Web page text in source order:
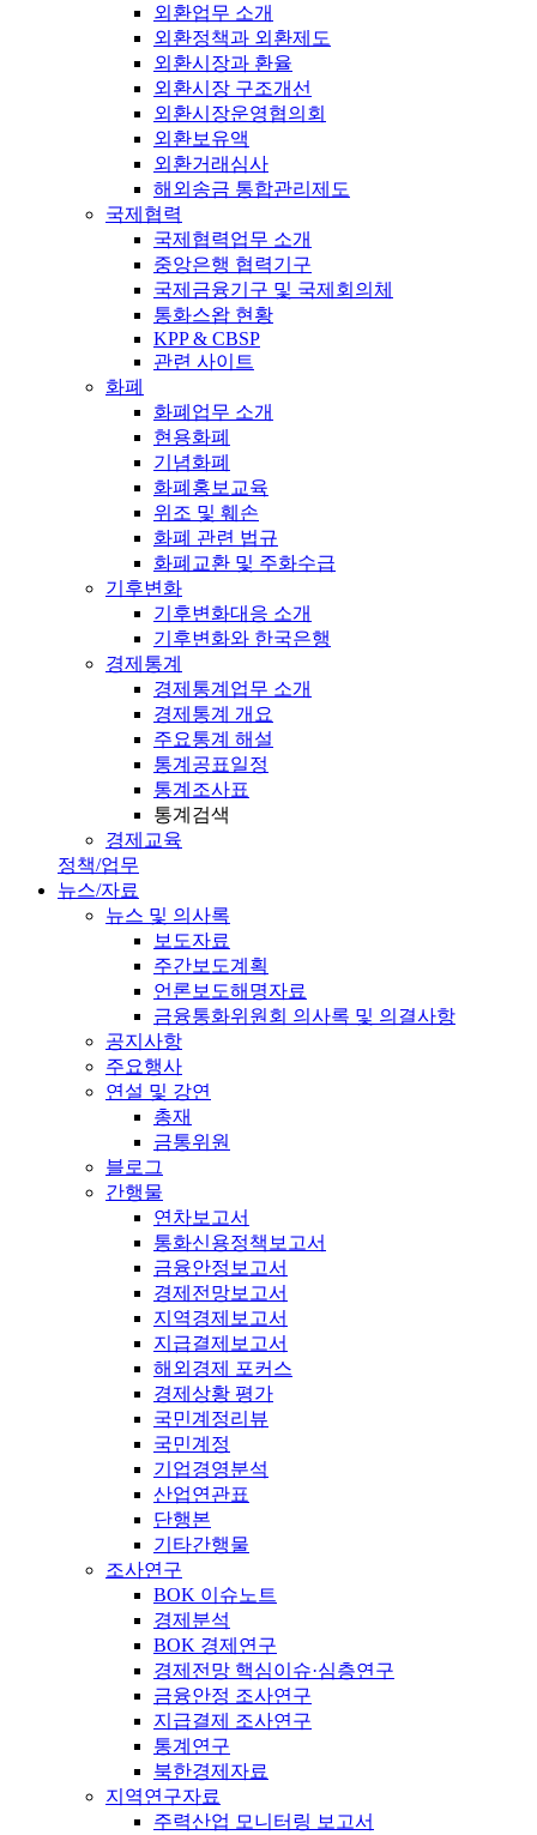
외환업무 소개
외환정책과 외환제도
외환시장과 환율
외환시장 구조개선
외환시장운영협의회
외환보유액
외환거래심사
해외송금 통합관리제도
국제협력
국제협력업무 소개
중앙은행 협력기구
국제금융기구 및 국제회의체
통화스왑 현황
KPP & CBSP
관련 사이트
화폐
화폐업무 소개
현용화폐
기념화폐
화폐홍보교육
위조 및 훼손
화폐 관련 법규
화폐교환 및 주화수급
기후변화
기후변화대응 소개
기후변화와 한국은행
경제통계
경제통계업무 소개
경제통계 개요
주요통계 해설
통계공표일정
통계조사표
통계검색
경제교육
정책/업무
뉴스/자료
뉴스 및 의사록
보도자료
주간보도계획
언론보도해명자료
금융통화위원회 의사록 및 의결사항
공지사항
주요행사
연설 및 강연
총재
금통위원
블로그
간행물
연차보고서
통화신용정책보고서
금융안정보고서
경제전망보고서
지역경제보고서
지급결제보고서
해외경제 포커스
경제상황 평가
국민계정리뷰
국민계정
기업경영분석
산업연관표
단행본
기타간행물
조사연구
BOK 이슈노트
경제분석
BOK 경제연구
경제전망 핵심이슈·심층연구
금융안정 조사연구
지급결제 조사연구
통계연구
북한경제자료
지역연구자료
주력산업 모니터링 보고서